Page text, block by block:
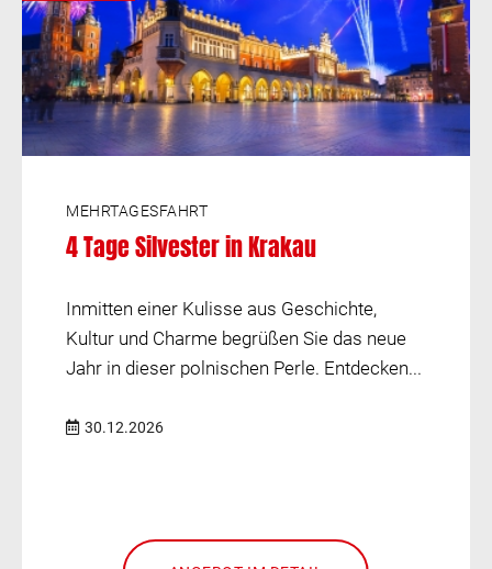
MEHRTAGESFAHRT
4 Tage Silvester in Krakau
Inmitten einer Kulisse aus Geschichte,
Kultur und Charme begrüßen Sie das neue
Jahr in dieser polnischen Perle. Entdecken...
30.12.2026